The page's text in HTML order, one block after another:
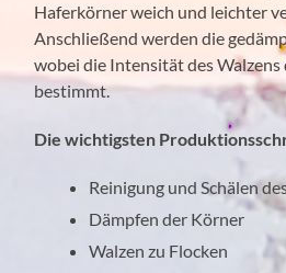
Haferkörner weich und leichter
Anschließend werden die
wobei die Intensität des Walzens
bestimmt.
Die wichtigsten
Reinigung und Schälen
Dämpfen der Körner
Walzen zu Flocken